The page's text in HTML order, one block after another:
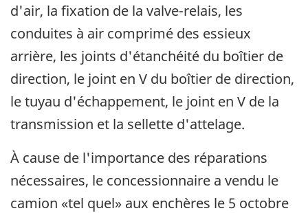
d'air, la fixation de la valve-relais, les
conduites à air comprimé des essieux
arrière, les joints d'étanchéité du boîtier de
direction, le joint en V du boîtier de direction,
le tuyau d'échappement, le joint en V de la
transmission et la sellette d'attelage.
À cause de l'importance des réparations
nécessaires, le concessionnaire a vendu le
camion «tel quel» aux enchères le 5 octobre